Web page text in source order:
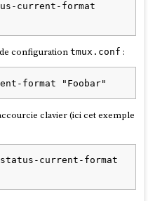
configurationtmux.conf :
clavier (ici cet exemple
current-format